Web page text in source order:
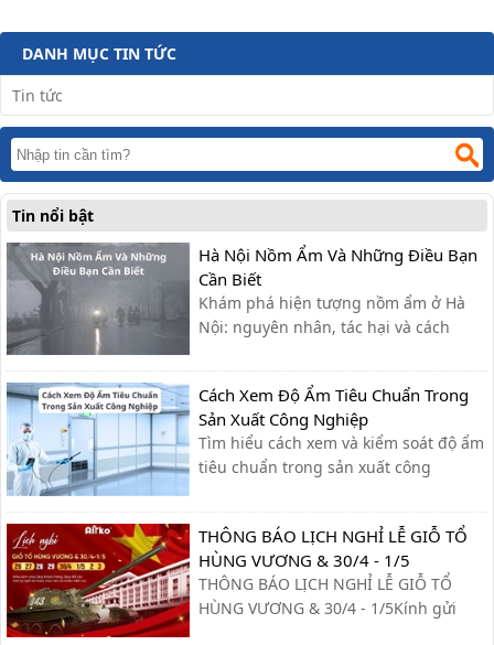
DANH MỤC TIN TỨC
Tin tức
Tin nổi bật
Hà Nội Nồm Ẩm Và Những Điều Bạn
Cần Biết
Khám phá hiện tượng nồm ẩm ở Hà
Nội: nguyên nhân, tác hại và cách
cửa khô ráo, bảo vệ sức khỏe.
Cách Xem Độ Ẩm Tiêu Chuẩn Trong
Sản Xuất Công Nghiệp
Tìm hiểu cách xem và kiểm soát độ ẩm
tiêu chuẩn trong sản xuất công
và nâng cao chất lượng sản phẩm.
THÔNG BÁO LỊCH NGHỈ LỄ GIỖ TỔ
HÙNG VƯƠNG & 30/4 - 1/5
THÔNG BÁO LỊCH NGHỈ LỄ GIỖ TỔ
HÙNG VƯƠNG & 30/4 - 1/5Kính gửi